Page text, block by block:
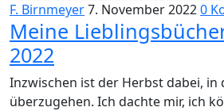
F. Birnmeyer7. November 20220
Meine
2022
Inzwischen ist der Herbst dabei, in
überzugehen. Ich dachte mir, ich